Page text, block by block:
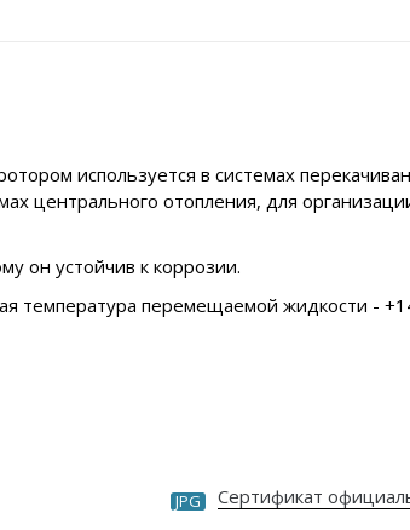
используется в системах
центрального отопления, для
он устойчив к коррозии.
температура перемещаемой жидкости -
JPG Сертификат